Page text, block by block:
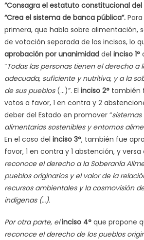
“Consagra el estatuto constitucional del
“Crea el sistema de banca pública”.Para
primera, que habla sobre alimentación,
de votación separada de los incisos, lo
aprobación por unanimidad del inciso 1°
“Todas las personas tienen el derecho a
adecuada, suficiente y nutritiva, y a la
de sus pueblos(…)”. El inciso 2°también
votos a favor, 1 en contra y 2
deber del Estado en promover “sistemas
alimentarias sostenibles y entornos
En el caso del inciso 3°, también fue
favor, 1 en contra y 1 abstención, y versa
reconoce el derecho a la Soberanía
pueblos originarios y el valor de la
recursos ambientales y la cosmovisión
indígenas (…).
Por otra parte, elinciso 4°que propone
reconoce el derecho de los pueblos